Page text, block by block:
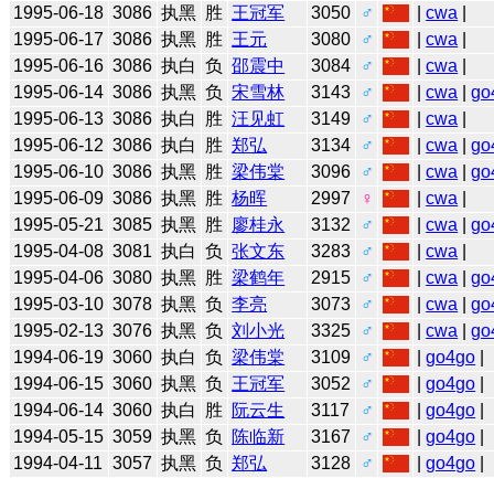
1995-06-18 3086 执黑 胜 王冠军 3050 ♂ |cwa
1995-06-17 3086 执黑 胜 王元 3080 ♂ |cwa
1995-06-16 3086 执白 负 邵震中 3084 ♂ |cwa
1995-06-14 3086 执黑 负 宋雪林 3143 ♂ |cwa |
1995-06-13 3086 执白 胜 汪见虹 3149 ♂ |cwa
1995-06-12 3086 执白 胜 郑弘 3134 ♂ |cwa |
1995-06-10 3086 执黑 胜 梁伟棠 3096 ♂ |cwa |
1995-06-09 3086 执黑 胜 杨晖 2997 ♀ |cwa
1995-05-21 3085 执黑 胜 廖桂永 3132 ♂ |cwa |
1995-04-08 3081 执白 负 张文东 3283 ♂ |cwa
1995-04-06 3080 执黑 胜 梁鹤年 2915 ♂ |cwa |
1995-03-10 3078 执黑 负 李亮 3073 ♂ |cwa |
1995-02-13 3076 执黑 负 刘小光 3325 ♂ |cwa |
1994-06-19 3060 执白 负 梁伟棠 3109 ♂ |go4go
1994-06-15 3060 执黑 负 王冠军 3052 ♂ |go4go
1994-06-14 3060 执白 胜 阮云生 3117 ♂ |go4go
1994-05-15 3059 执黑 负 陈临新 3167 ♂ |go4go
1994-04-11 3057 执黑 负 郑弘 3128 ♂ |go4go